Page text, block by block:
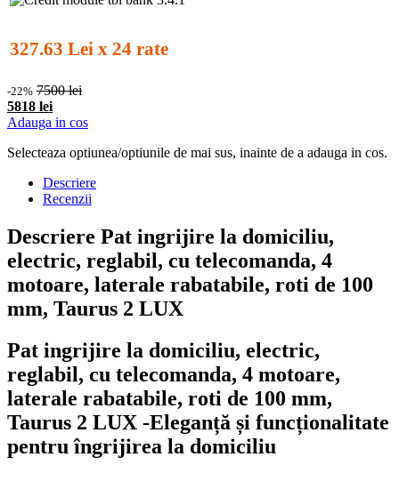
327.63 Lei x 24 rate
-22% 7500 lei
5818 lei
Adauga in cos
Selecteaza optiunea/optiunile de mai sus, inainte de a adauga in cos.
Descriere
Recenzii
Descriere Pat ingrijire la domiciliu,
electric, reglabil, cu telecomanda, 4
motoare, laterale rabatabile, roti de 100
mm, Taurus 2 LUX
Pat ingrijire la domiciliu, electric,
reglabil, cu telecomanda, 4 motoare,
laterale rabatabile, roti de 100 mm,
Taurus 2 LUX -Eleganță și funcționalitate
pentru îngrijirea la domiciliu